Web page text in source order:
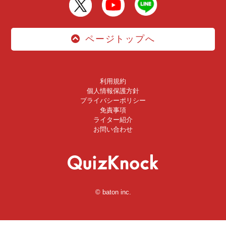
ページトップへ
利用規約
個人情報保護方針
プライバシーポリシー
免責事項
ライター紹介
お問い合わせ
© baton inc.